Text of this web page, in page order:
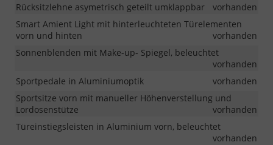
Rücksitzlehne asymetrisch geteilt umklappbar
vorhanden
Smart Amient Light mit hinterleuchteten Türelementen
vorn und hinten
vorhanden
Sonnenblenden mit Make-up- Spiegel, beleuchtet
vorhanden
Sportpedale in Aluminiumoptik
vorhanden
Sportsitze vorn mit manueller Höhenverstellung und
Lordosenstütze
vorhanden
Türeinstiegsleisten in Aluminium vorn, beleuchtet
vorhanden